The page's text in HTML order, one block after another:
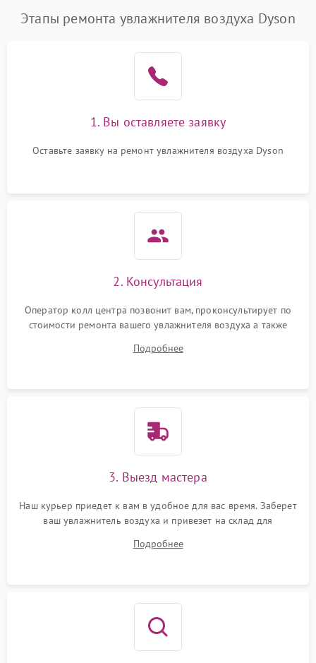
Этапы ремонта увлажнителя воздуха Dyson
1. Вы оставляете заявку
Оставьте заявку на ремонт увлажнителя воздуха Dyson
2. Консультация
Оператор колл центра позвонит вам, проконсультирует по
стоимости ремонта вашего увлажнителя воздуха а также
Подробнее
3. Выезд мастера
Наш курьер приедет к вам в удобное для вас время. Заберет
ваш увлажнитель воздуха и привезет на склад для
Подробнее